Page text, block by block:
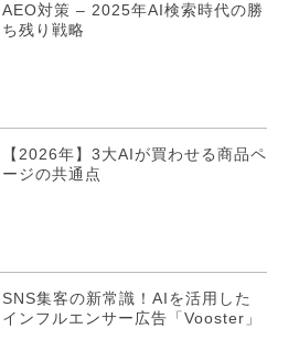
AEO対策 – 2025年AI検索時代の勝
ち残り戦略
【2026年】3大AIが買わせる商品ペ
ージの共通点
SNS集客の新常識！AIを活用した
インフルエンサー広告「Vooster」